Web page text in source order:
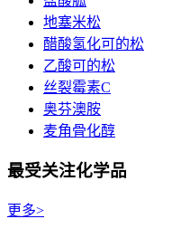
地塞米松
醋酸氢化可的松
乙酸可的松
丝裂霉素C
奥芬澳胺
麦角骨化醇
最受关注化学品
更多>